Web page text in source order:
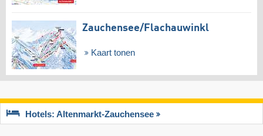
Zauchensee/​Flachauwinkl
Kaart tonen
Hotels: Altenmarkt-Zauchensee